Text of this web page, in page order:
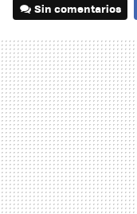
Sin comentarios